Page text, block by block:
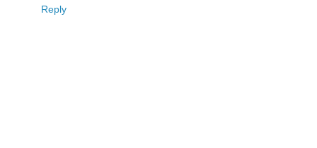
Reply